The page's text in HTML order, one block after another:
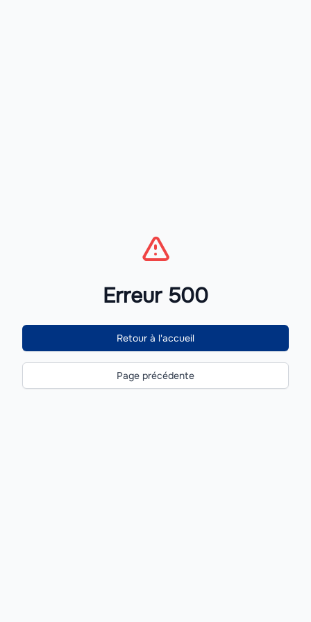
Erreur 500
Retour à l'accueil
Page précédente